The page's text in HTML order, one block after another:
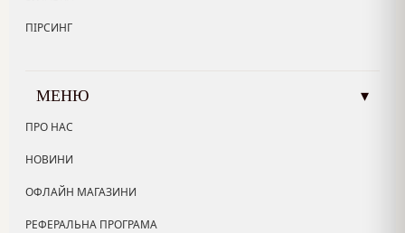
ПІРСИНГ
МЕНЮ ▾
ПРО НАС
НОВИНИ
ОФЛАЙН МАГАЗИНИ
РЕФЕРАЛЬНА ПРОГРАМА